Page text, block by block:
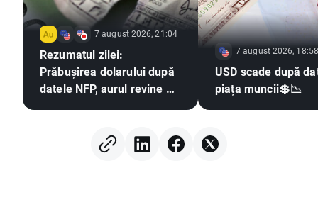
7 august 2026, 21:04
Rezumatul zilei:
Prăbușirea dolarului după
datele NFP, aurul revine pe
7 august 2026, 18:58
USD scade după
piața muncii💲📉